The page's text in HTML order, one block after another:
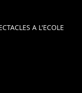
A L'ECOLE